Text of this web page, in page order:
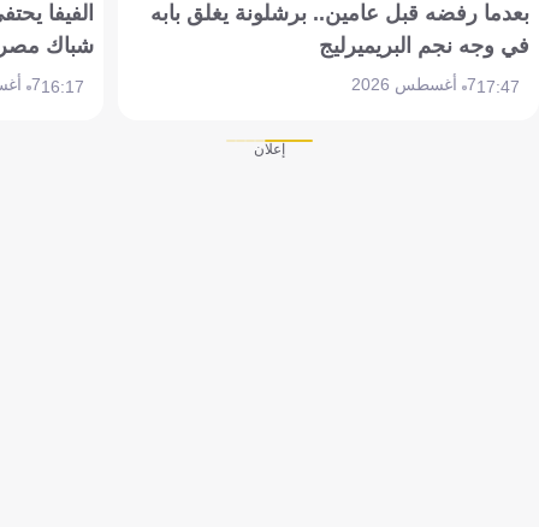
بعدما رفضه قبل عامين.. برشلونة يغلق بابه
في وجه نجم البريميرليج
17:477 أغسطس 2026
الفيفا
شباك
16:177 أغسطس 2026
إعلان